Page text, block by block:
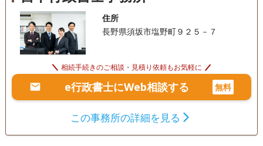
住所
長野県須坂市塩野町９２５－７
相続手続きのご相談・見積り依頼もお気軽に
e行政書士にWeb相談する 無料
この事務所の詳細を見る